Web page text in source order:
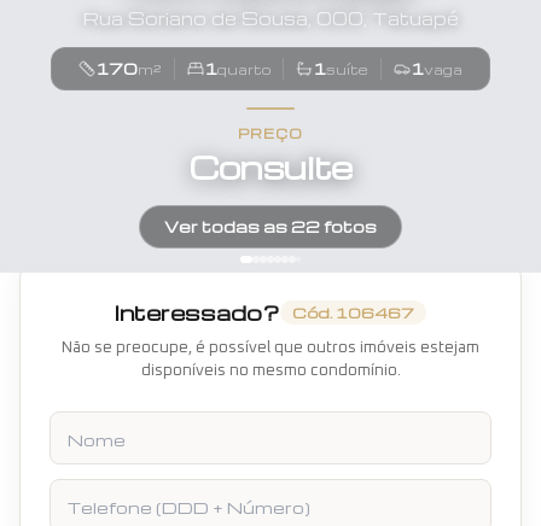
Rua Soriano de Sousa, 000, Tatuapé
170m² 1quarto 1suíte 1vaga
PREÇO
Consulte
Ver todas as 22fotos
Interessado? Cód. 106467
Não se preocupe, é possível que outros imóveis estejam
disponíveis no mesmo condomínio.
Nome
Telefone